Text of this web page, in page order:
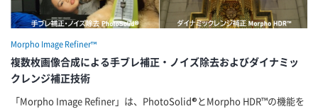
Morpho Image Refiner™
複数枚画像合成による手ブレ補正・ノイズ除去およびダイナミッ
クレンジ補正技術
「Morpho Image Refiner」は、PhotoSolid®とMorpho HDR™の機能を